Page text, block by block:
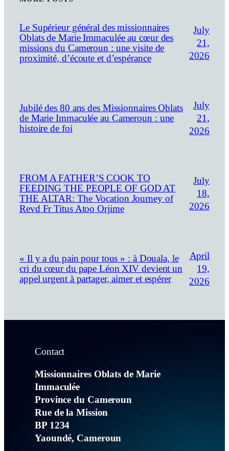
Le Supérieur général des missionnaires
Oblats de Marie Immaculée au cœur des
missions du Cameroun : une visite de
proximité, d’écoute et d’espérance
July
21,
2026
Jubilé des 80 ans des Missionnaires Oblats
de Marie Immaculée au Cameroun : une
histoire de foi
July
21,
2026
FROM A FATHER’S COOK TO
FEEDING THE PEOPLE OF GOD AT
THE ALTAR: The Vocation Journey of
Revd Fr Titus Atoo Orjime
July
18,
2026
« Il y a du pain pour tous » : à Douala, le
cri du cœur du pape Léon XIV devient un
appel urgent à partager, aimer et espérer
April
19,
2026
Contact
Missionnaires Oblats de Marie
Immaculée
Province du Cameroun
Rue de la Mission
BP 1234
Yaoundé, Cameroun